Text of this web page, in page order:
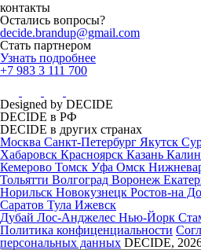
контакты
Остались вопросы?
decide.brandup@gmail.com
Стать партнером
Узнать подробнее
+7 983 3 111 700
Designed by DECIDE
DECIDE в РФ
DECIDE в других странах
Москва Санкт-Петербург Якутск
Хабаровск Красноярск Казань
Кемерово Томск Уфа Омск
Тольятти Волгоград Воронеж
Норильск Новокузнецк Ростов-на
Саратов Тула Ижевск
Дубай Лос-Анджелес Нью-Йорк
Политика конфиценциальности
персональных данных DECIDE,